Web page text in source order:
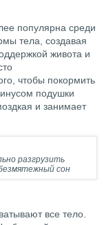
популярна среди
тела, создавая
живота и
чтобы покормить
подушки
и занимает
разгрузить
сон
все тело.